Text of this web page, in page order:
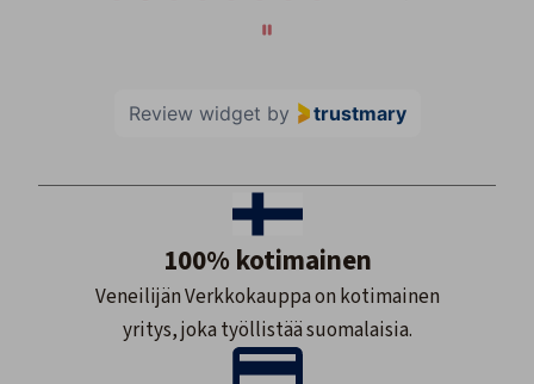
Review widget by trustmary
100% kotimainen
Veneilijän Verkkokauppa on kotimainen
yritys, joka työllistää suomalaisia.